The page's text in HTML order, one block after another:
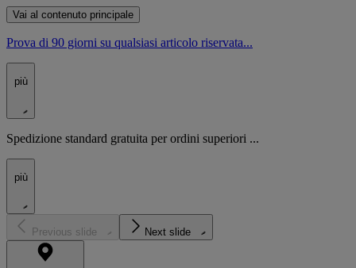
Vai al contenuto principale
Prova di 90 giorni su qualsiasi articolo riservata...
più
Spedizione standard gratuita per ordini superiori ...
più
Previous slide Next slide